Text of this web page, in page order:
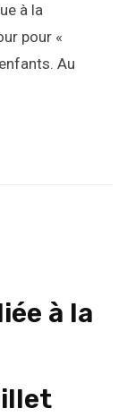
à la
pour «
Au
à la